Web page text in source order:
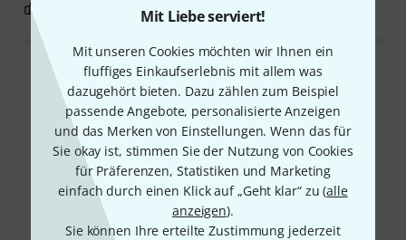
Mit Liebe serviert!
Mit unseren Cookies möchten wir Ihnen ein
fluffiges Einkaufserlebnis mit allem was
dazugehört bieten. Dazu zählen zum Beispiel
passende Angebote, personalisierte Anzeigen
und das Merken von Einstellungen. Wenn das für
Sie okay ist, stimmen Sie der Nutzung von Cookies
für Präferenzen, Statistiken und Marketing
einfach durch einen Klick auf „Geht klar“ zu (alle
anzeigen).
Sie können Ihre erteilte Zustimmung jederzeit
BEWERTUNG MELDEN
Alle Bewertungen lesen
Schon gewusst?
Alle Ratgeber